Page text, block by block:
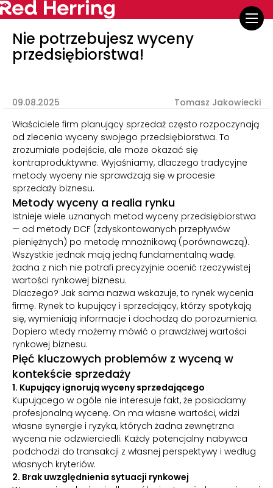
Nie potrzebujesz wyceny
przedsiębiorstwa!
09.08.2025
Tomasz Jakowiecki
Właściciele firm planujący sprzedaż często rozpoczynają
od zlecenia wyceny swojego przedsiębiorstwa. To
zrozumiałe podejście, ale może okazać się
kontraproduktywne. Wyjaśniamy, dlaczego tradycyjne
metody wyceny nie sprawdzają się w procesie
sprzedaży biznesu.
Metody wyceny a realia rynku
Istnieje wiele uznanych metod wyceny przedsiębiorstwa
— od metody DCF (zdyskontowanych przepływów
pieniężnych) po metodę mnożnikową (porównawczą).
Wszystkie jednak mają jedną fundamentalną wadę:
żadna z nich nie potrafi precyzyjnie ocenić rzeczywistej
wartości rynkowej biznesu.
Dlaczego? Jak sama nazwa wskazuje, to rynek wycenia
firmę. Rynek to kupujący i sprzedający, którzy spotykają
się, wymieniają informacje i dochodzą do porozumienia.
Dopiero wtedy możemy mówić o prawdziwej wartości
rynkowej biznesu.
Pięć kluczowych problemów z wyceną w
kontekście sprzedaży
1. Kupujący ignorują wyceny sprzedającego
Kupującego w ogóle nie interesuje fakt, że posiadamy
profesjonalną wycenę. On ma własne wartości, widzi
własne synergie i ryzyka, których żadna zewnętrzna
wycena nie odzwierciedli. Każdy potencjalny nabywca
podchodzi do transakcji z własnej perspektywy i według
własnych kryteriów.
2. Brak uwzględnienia sytuacji rynkowej